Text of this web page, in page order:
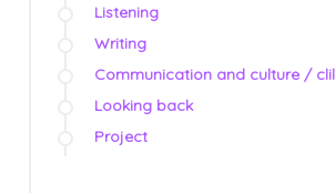
Listening
Writing
Communication and culture / clil
Looking back
Project